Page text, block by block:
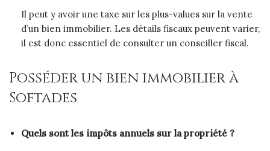
Il peut y avoir une taxe sur les plus-values sur la vente
d’un bien immobilier. Les détails fiscaux peuvent varier,
il est donc essentiel de consulter un conseiller fiscal.
Posséder un bien immobilier à
Softades
Quels sont les impôts annuels sur la propriété ?